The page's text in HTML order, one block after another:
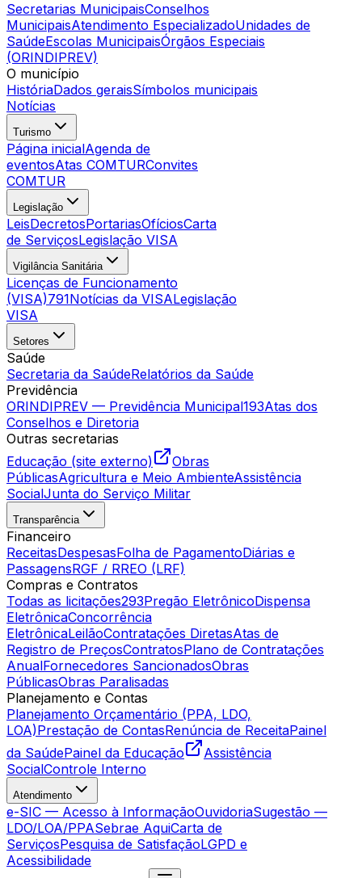
Secretarias MunicipaisConselhos
MunicipaisAtendimento EspecializadoUnidades de
SaúdeEscolas MunicipaisÓrgãos Especiais
(ORINDIPREV)
O município
HistóriaDados geraisSímbolos municipais
Notícias
Turismo
Página inicialAgenda de
eventosAtas COMTURConvites
COMTUR
Legislação
LeisDecretosPortariasOfíciosCarta
de ServiçosLegislação VISA
Vigilância Sanitária
Licenças de Funcionamento
(VISA)791Notícias da VISALegislação
VISA
Setores
Saúde
Secretaria da SaúdeRelatórios da Saúde
Previdência
ORINDIPREV — Previdência Municipal193Atas dos
Conselhos e Diretoria
Outras secretarias
Educação (site externo)
Obras
PúblicasAgricultura e Meio AmbienteAssistência
SocialJunta do Serviço Militar
Transparência
Financeiro
ReceitasDespesasFolha de PagamentoDiárias e
PassagensRGF / RREO (LRF)
Compras e Contratos
Todas as licitações293Pregão EletrônicoDispensa
EletrônicaConcorrência
EletrônicaLeilãoContratações DiretasAtas de
Registro de PreçosContratosPlano de Contratações
AnualFornecedores SancionadosObras
PúblicasObras Paralisadas
Planejamento e Contas
Planejamento Orçamentário (PPA, LDO,
LOA)Prestação de ContasRenúncia de ReceitaPainel
da SaúdePainel da Educação
Assistência
SocialControle Interno
Atendimento
e-SIC — Acesso à InformaçãoOuvidoriaSugestão —
LDO/LOA/PPASebrae AquiCarta de
ServiçosPesquisa de SatisfaçãoLGPD e
Acessibilidade